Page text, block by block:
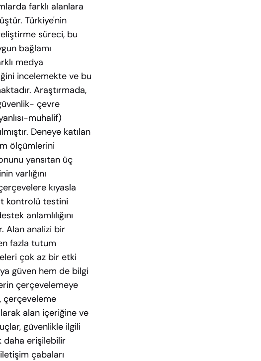
farklı alanlara
Türkiye'nin
süreci, bu
bağlamı
medya
incelemekte ve bu
Araştırmada,
çevre
muhalif)
Deneye katılan
ölçümlerini
yansıtan üç
varlığını
kıyasla
kontrolü testini
anlamlılığını
Alan analizi bir
fazla tutum
çok az bir etki
güven hem de bilgi
çerçevelemeye
çerçeveleme
alan içeriğine ve
güvenlikle ilgili
daha erişilebilir
çabaları